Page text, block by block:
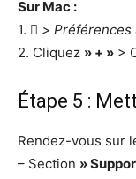
Sur Mac :
1.  > Préférences
2. Cliquez » + » >
Étape 5 :
Rendez-vous sur
– Section »